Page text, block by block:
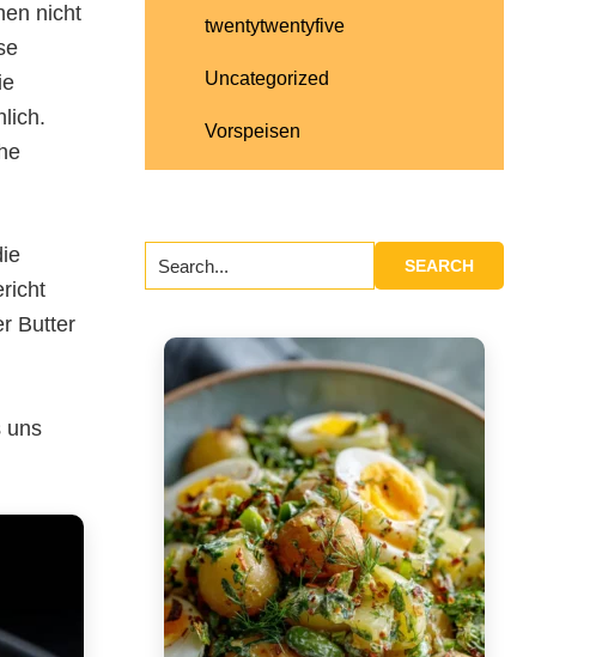
nicht
Butter
uns
twentytwentyfive
Uncategorized
Vorspeisen